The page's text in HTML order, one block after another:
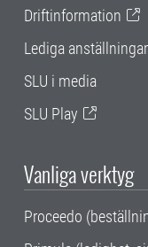
Driftinformation
Lediga anställningar
SLU i media
SLU Play
Vanliga verktyg
Proceedo